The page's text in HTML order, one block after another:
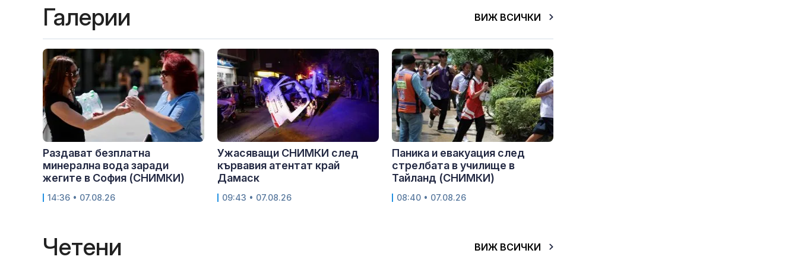
Галерии ВИЖ ВСИЧКИ
Раздават безплатна
минерална вода заради
жегите в София (СНИМКИ)
14:36 • 07.08.26
Ужасяващи СНИМКИ след
кървавия атентат край
Дамаск
09:43 • 07.08.26
Паника и евакуация след
стрелбата в училище в
Тайланд (СНИМКИ)
08:40 • 07.08.26
Четени ВИЖ ВСИЧКИ